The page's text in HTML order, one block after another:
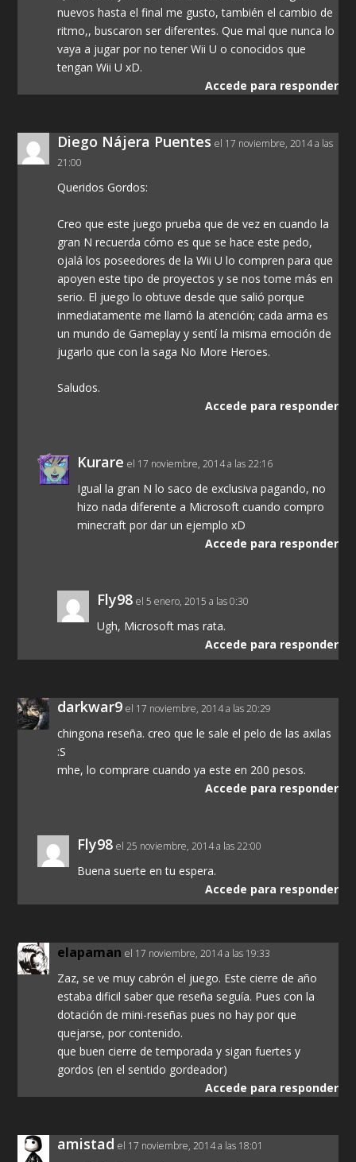
nuevos hasta el final me gusto, también el cambio de
ritmo,, buscaron ser diferentes. Que mal que nunca lo
vaya a jugar por no tener Wii U o conocidos que
tengan Wii U xD.
Accede para responder
Diego Nájera Puentes el 17 noviembre, 2014 a las
21:00
Queridos Gordos:
Creo que este juego prueba que de vez en cuando la
gran N recuerda cómo es que se hace este pedo,
ojalá los poseedores de la Wii U lo compren para que
apoyen este tipo de proyectos y se nos tome más en
serio. El juego lo obtuve desde que salió porque
inmediatamente me llamó la atención; cada arma es
un mundo de Gameplay y sentí la misma emoción de
jugarlo que con la saga No More Heroes.
Saludos.
Accede para responder
Kurare el 17 noviembre, 2014 a las 22:16
Igual la gran N lo saco de exclusiva pagando, no
hizo nada diferente a Microsoft cuando compro
minecraft por dar un ejemplo xD
Accede para responder
Fly98 el 5 enero, 2015 a las 0:30
Ugh, Microsoft mas rata.
Accede para responder
darkwar9 el 17 noviembre, 2014 a las 20:29
chingona reseña. creo que le sale el pelo de las axilas
:S
mhe, lo comprare cuando ya este en 200 pesos.
Accede para responder
Fly98 el 25 noviembre, 2014 a las 22:00
Buena suerte en tu espera.
Accede para responder
elapaman el 17 noviembre, 2014 a las 19:33
Zaz, se ve muy cabrón el juego. Este cierre de año
estaba dificil saber que reseña seguía. Pues con la
dotación de mini-reseñas pues no hay por que
quejarse, por contenido.
que buen cierre de temporada y sigan fuertes y
gordos (en el sentido gordeador)
Accede para responder
amistad el 17 noviembre, 2014 a las 18:01